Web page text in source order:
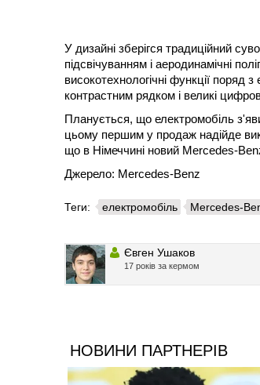
У дизайні зберігся традиційний
підсвічуванням і аеродинамічні
високотехнологічні функції
контрастним рядком і великі
Планується, що електромобіль
цьому першим у продаж надійде
що в Німеччині новий Mercedes-
Джерело: Mercedes-Benz
Теги: електромобіль Mercedes-
Євген Ушаков
17 років за кермом